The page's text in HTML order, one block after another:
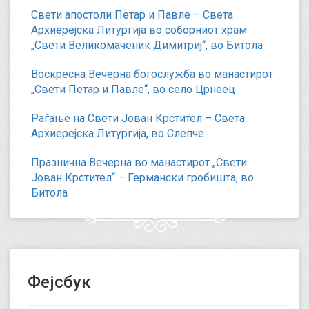
Свети апостоли Петар и Павле – Света
Архиерејска Литургија во соборниот храм
„Свети Великомаченик Димитриј“, во Битола
Воскресна Вечерна богослужба во манастирот
„Свети Петар и Павле“, во село Црнеец
Раѓање на Свети Јован Крстител – Света
Архиерејска Литургија, во Слепче
Празнична Вечерна во манастирот „Свети
Јован Крстител“ – Германски гробишта, во
Битола
Фејсбук